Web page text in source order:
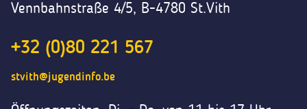
Vennbahnstraße 4/5, B-4780 St.Vith
+32 (0)80 221 567
stvith@jugendinfo.be